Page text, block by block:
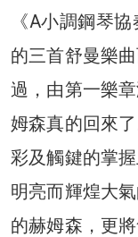
《A小調鋼琴
的三首舒曼樂
過，由第一樂
姆森真的回來
彩及觸鍵的掌
明亮而輝煌大
的赫姆森，更